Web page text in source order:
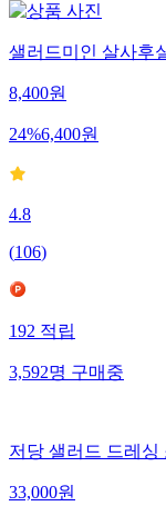
샐러드미인 살사후
8,400원
24%6,400원
4.8
(106)
192 적립
3,592명 구매중
저당 샐러드 드레싱
33,000원